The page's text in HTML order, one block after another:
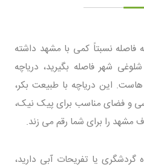
نسبتاً کمی با مشهد داشته
شهر فاصله بگیرید، دریاچه
این دریاچه با طبیعت بکر،
و فضای مناسب برای پیک نیک،
مشهد را برای شما رقم می زند.
گردشگری یا تفریحات آبی دارید،